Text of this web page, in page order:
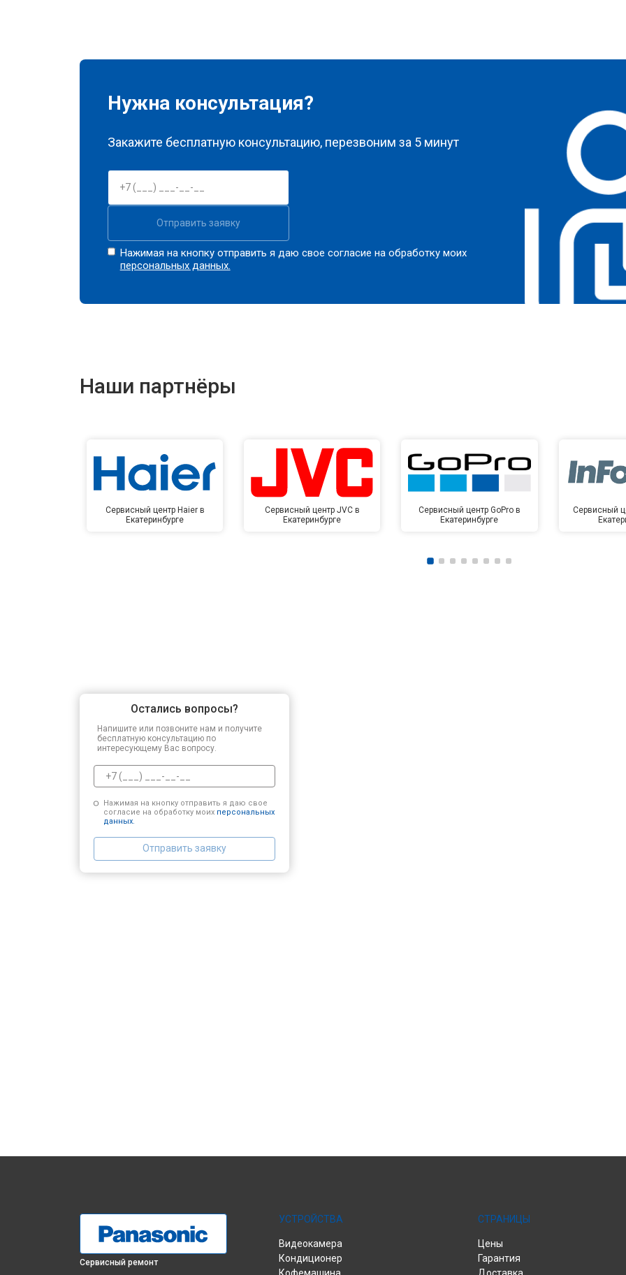
Нужна консультация?
Закажите бесплатную консультацию, перезвоним за 5 минут
Отправить заявку
Нажимая на кнопку отправить я даю свое согласие на обработку моих
персональных данных.
Наши партнёры
Сервисный центр Haier в
Екатеринбурге
Сервисный центр JVC в
Екатеринбурге
Сервисный центр GoPro в
Екатеринбурге
Сервисный
Остались вопросы?
Напишите или позвоните нам и получите
бесплатную консультацию по
интересующему Вас вопросу.
Нажимая на кнопку отправить я даю свое
согласие на обработку моих персональных
данных.
Отправить заявку
Сервисный ремонт
УСТРОЙСТВА
Видеокамера
Кондиционер
СТРАНИЦЫ
Цены
Гарантия